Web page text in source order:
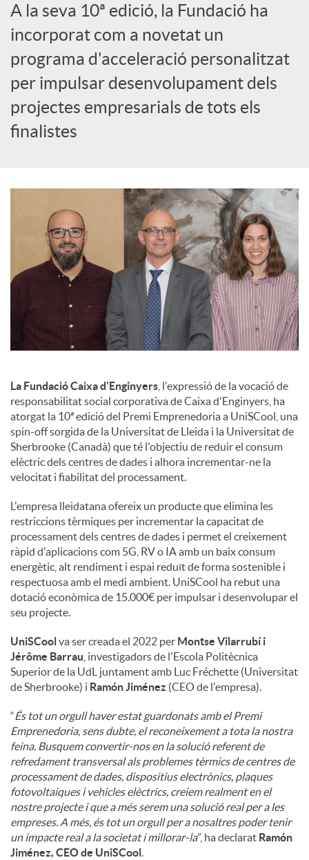
d
o
r
o
n
t
i
n
g
u
t
s
A la seva 10ª edició, la Fundació ha
incorporat com a novetat un
programa d'acceleració personalitzat
per impulsar desenvolupament dels
projectes empresarials de tots els
finalistes
La Fundació Caixa d'Enginyers , l'expressió de la vocació de
responsabilitat social corporativa de Caixa d'Enginyers, ha
atorgat la 10ª edició del Premi Emprenedoria a UniSCool, una
spin-off sorgida de la Universitat de Lleida i la Universitat de
Sherbrooke (Canadà) que té l'objectiu de reduir el consum
elèctric dels centres de dades i alhora incrementar-ne la
velocitat i fiabilitat del processament.
L'empresa lleidatana ofereix un producte que elimina les
restriccions tèrmiques per incrementar la capacitat de
processament dels centres de dades i permet el creixement
ràpid d'aplicacions com 5G, RV o IA amb un baix consum
energètic, alt rendiment i espai reduït de forma sostenible i
respectuosa amb el medi ambient. UniSCool ha rebut una
dotació econòmica de 15.000€ per impulsar i desenvolupar el
seu projecte.
UniSCool va ser creada el 2022 per Montse Vilarrubí i
Jérôme Barrau , investigadors de l'Escola Politècnica
Superior de la UdL juntament amb Luc Fréchette (Universitat
de Sherbrooke) i Ramón Jiménez (CEO de l'empresa).
“És tot un orgull haver estat guardonats amb el Premi
Emprenedoria, sens dubte, el reconeixement a tota la nostra
feina. Busquem convertir-nos en la solució referent de
refredament transversal als problemes tèrmics de centres de
processament de dades, dispositius electrònics, plaques
fotovoltaiques i vehicles elèctrics, creiem realment en el
nostre projecte i que a més serem una solució real per a les
empreses. A més, és tot un orgull per a nosaltres poder tenir
un impacte real a la societat i millorar-la”, ha declarat Ramón
Jiménez, CEO de UniSCool .